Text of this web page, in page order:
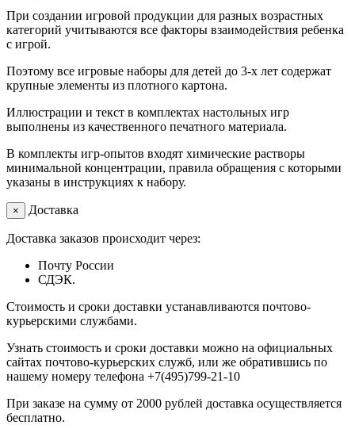
При создании игровой продукции для разных возрастных
категорий учитываются все факторы взаимодействия ребенка
с игрой.
Поэтому все игровые наборы для детей до 3-х лет содержат
крупные элементы из плотного картона.
Иллюстрации и текст в комплектах настольных игр
выполнены из качественного печатного материала.
В комплекты игр-опытов входят химические растворы
минимальной концентрации, правила обращения с которыми
указаны в инструкциях к набору.
× Доставка
Доставка заказов происходит через:
Почту России
СДЭК.
Стоимость и сроки доставки устанавливаются почтово-
курьерскими службами.
Узнать стоимость и сроки доставки можно на официальных
сайтах почтово-курьерских служб, или же обратившись по
нашему номеру телефона +7(495)799-21-10
При заказе на сумму от 2000 рублей доставка осуществляется
бесплатно.